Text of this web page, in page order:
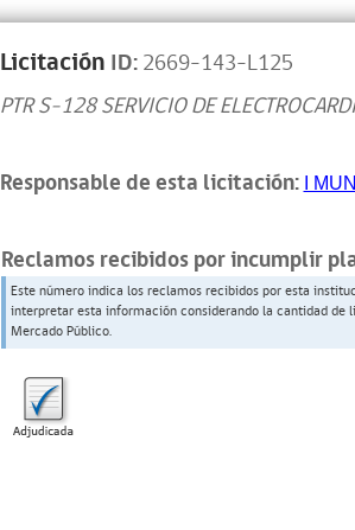
Licitación ID:2669-143-L125
PTR S-128 SERVICIO DE
Responsable de esta licitación:I
Reclamos recibidos por incumplir
Este número indica los reclamos recibidos por esta
interpretar esta información considerando la cantidad
Mercado Público.